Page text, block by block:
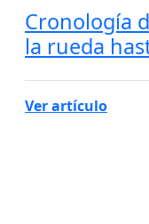
Cronología
la rueda
Ver artículo